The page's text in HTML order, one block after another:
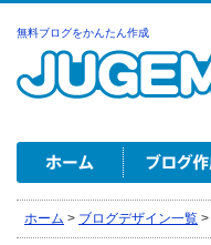
無料ブログをかんたん作成
ホーム > ブログデザイン一覧 >